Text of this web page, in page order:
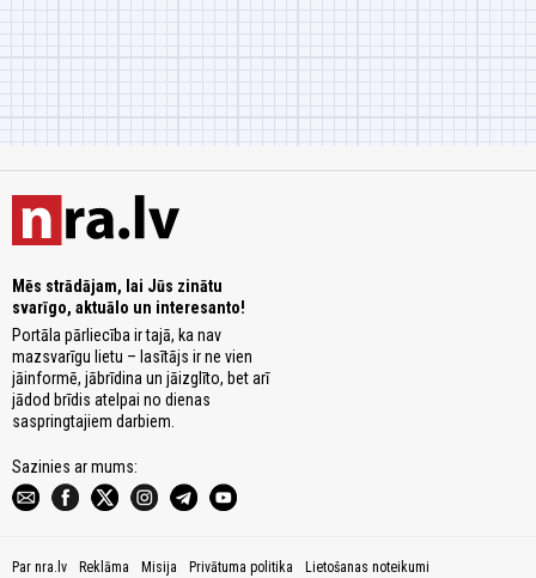
Mēs strādājam, lai Jūs zinātu
svarīgo, aktuālo un interesanto!
Portāla pārliecība ir tajā, ka nav
mazsvarīgu lietu – lasītājs ir ne vien
jāinformē, jābrīdina un jāizglīto, bet arī
jādod brīdis atelpai no dienas
saspringtajiem darbiem.
Sazinies ar mums:
Par nra.lv Reklāma Misija Privātuma politika Lietošanas noteikumi